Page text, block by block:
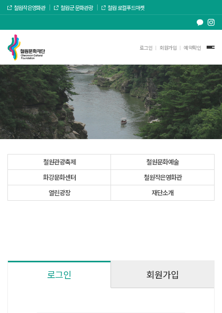
철원작은영화관 철원군 문화관광 철원 로컬푸드마켓
로그인 회원가입 예약확인
철원관광축제
철원문화예술
화강문화센터
철원작은영화관
열린광장
재단소개
로그인 회원가입